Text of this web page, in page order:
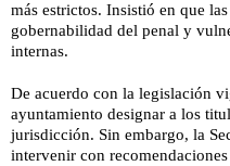
más estrictos. Insistió en que
gobernabilidad del penal y
internas.
De acuerdo con la legislación
ayuntamiento designar a los
jurisdicción. Sin embargo, la
intervenir con